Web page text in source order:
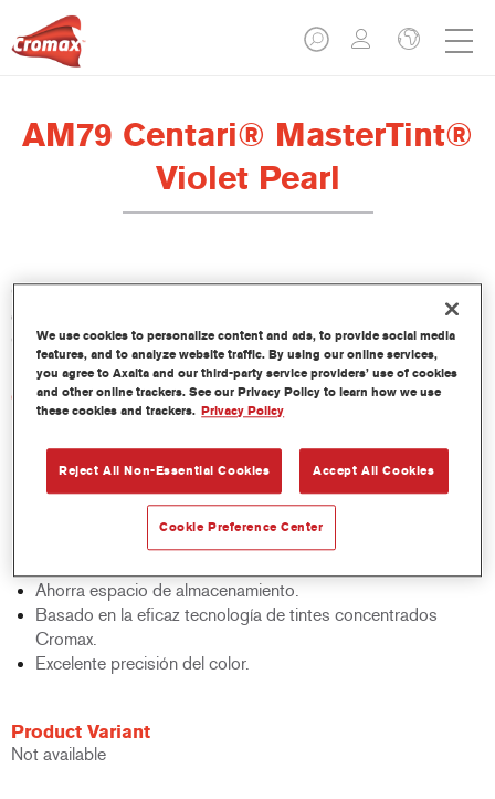
AM79 Centari® MasterTint®
Violet Pearl
Centari Mastertint es un tinte concentrado de base disolvente
que forma parte de las gamas de acabado y bases bicapa
Centari.
Características del producto
Sistema de pintado de base disolvente, único por su
versatilidad y facilidad de uso.
Una sola máquina de mezcla proporciona todas las
calidades de base disolvente: medios y altos sólidos,
acabados y bases bicapa.
Ahorra espacio de almacenamiento.
Basado en la eficaz tecnología de tintes concentrados
Cromax.
Excelente precisión del color.
Product Variant
Not available
We use cookies to personalize content and ads, to provide social media
features, and to analyze website traffic. By using our online services,
you agree to Axalta and our third-party service providers’ use of cookies
and other online trackers. See our Privacy Policy to learn how we use
these cookies and trackers. Privacy Policy
Reject All Non-Essential Cookies Accept All Cookies
Cookie Preference Center